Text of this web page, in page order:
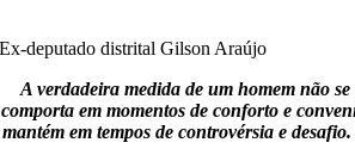
Ex-deputado distrital Gilson Araújo
A verdadeira medida de um homem não
comporta em momentos de conforto e
mantém em tempos de controvérsia e desafio.